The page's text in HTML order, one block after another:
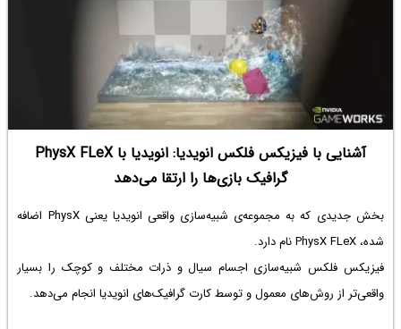
آشنایی با فیزیکس فلکس انویدیا: انویدیا با PhysX FLeX
گرافیک بازی‌ها را ارتقا می‌دهد
بخش جدیدی که به مجموعه‌ی شبیه‌سازی واقعی انویدیا یعنی PhysX اضافه
شده، PhysX FLeX نام دارد.
فیزیکس فلکس شبیه‌سازی اجسام سیال و ذرات مختلف و کوچک را بسیار
واقعی‌تر از روش‌های معمول و توسط کارت گرافیک‌های انویدیا انجام می‌دهد.